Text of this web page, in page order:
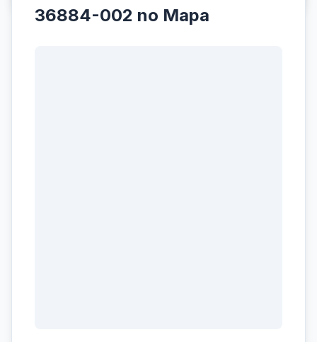
36884-002 no Mapa